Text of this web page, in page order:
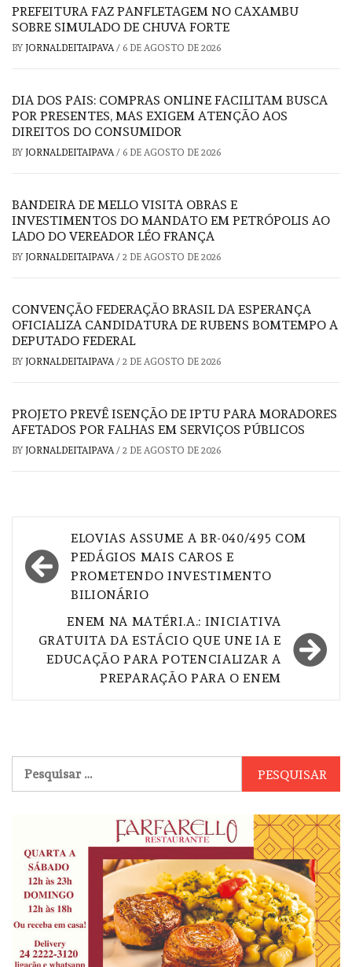
PREFEITURA FAZ PANFLETAGEM NO CAXAMBU
SOBRE SIMULADO DE CHUVA FORTE
BY JORNALDEITAIPAVA/ 6 DE AGOSTO DE 2026
DIA DOS PAIS: COMPRAS ONLINE FACILITAM BUSCA
POR PRESENTES, MAS EXIGEM ATENÇÃO AOS
DIREITOS DO CONSUMIDOR
BY JORNALDEITAIPAVA/ 6 DE AGOSTO DE 2026
BANDEIRA DE MELLO VISITA OBRAS E
INVESTIMENTOS DO MANDATO EM PETRÓPOLIS AO
LADO DO VEREADOR LÉO FRANÇA
BY JORNALDEITAIPAVA/ 2 DE AGOSTO DE 2026
CONVENÇÃO FEDERAÇÃO BRASIL DA ESPERANÇA
OFICIALIZA CANDIDATURA DE RUBENS BOMTEMPO A
DEPUTADO FEDERAL
BY JORNALDEITAIPAVA/ 2 DE AGOSTO DE 2026
PROJETO PREVÊ ISENÇÃO DE IPTU PARA MORADORES
AFETADOS POR FALHAS EM SERVIÇOS PÚBLICOS
BY JORNALDEITAIPAVA/ 2 DE AGOSTO DE 2026
Navegação
de
Post
ELOVIAS ASSUME A BR-040/495 COM
PEDÁGIOS MAIS CAROS E
PROMETENDO INVESTIMENTO
BILIONÁRIO
ENEM NA MATÉRI.A.: INICIATIVA
GRATUITA DA ESTÁCIO QUE UNE IA E
EDUCAÇÃO PARA POTENCIALIZAR A
PREPARAÇÃO PARA O ENEM
por: